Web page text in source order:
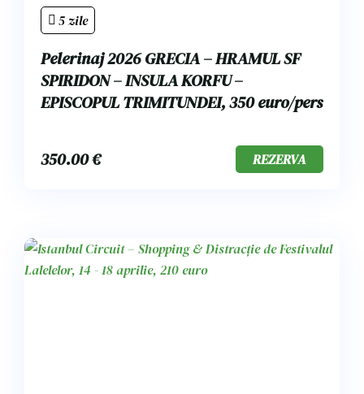
5 zile
Pelerinaj 2026 GRECIA – HRAMUL SF
SPIRIDON – INSULA KORFU –
EPISCOPUL TRIMITUNDEI, 350 euro/pers
350.00€ REZERVA